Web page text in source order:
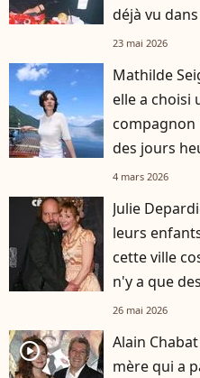
déjà vu
23 mai 2026
Mathilde
elle a choisi
compagnon
des jours
4 mars 2026
Julie
leurs
cette ville
n'y a que
26 mai 2026
player2
Alain
mère qui a